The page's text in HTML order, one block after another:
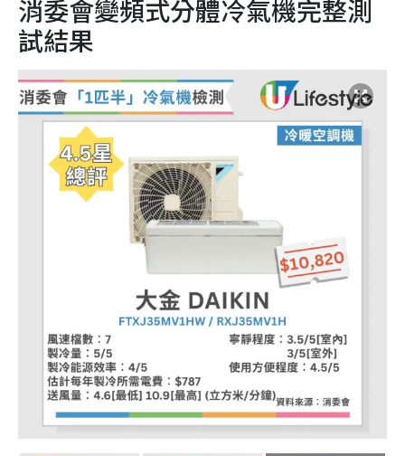
消委會變頻式分體冷氣機完整測
試結果